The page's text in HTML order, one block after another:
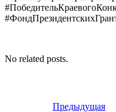
No related posts.
Предыдущая